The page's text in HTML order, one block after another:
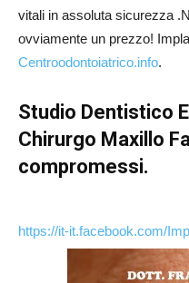
vitali in assoluta sicurezza
ovviamente un prezzo!
Centroodontoiatrico.info.
Studio Dentistico
Chirurgo Maxillo
compromessi.
https://it-it.facebook.com/